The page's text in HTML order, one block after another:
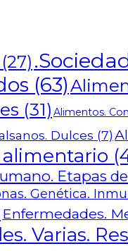
(27)
(63)
(31) Alimentos.
Dulces (7)
Etapas
Genética.
Enfermedades.
Varias.